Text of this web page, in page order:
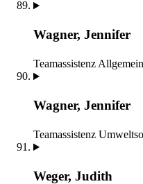
Wagner, Jennifer
Teamassistenz
Wagner, Jennifer
Teamassistenz
Weger, Judith